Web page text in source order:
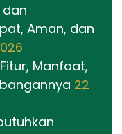
dan
Aman, dan
Manfaat,
22